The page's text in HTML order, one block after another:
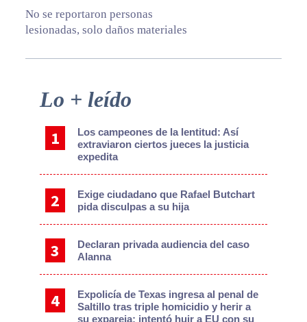
No se reportaron personas
lesionadas, solo daños materiales
Primary
Lo + leído
Los campeones de la lentitud: Así
extraviaron ciertos jueces la justicia
expedita
Exige ciudadano que Rafael Butchart
pida disculpas a su hija
Declaran privada audiencia del caso
Alanna
Expolicía de Texas ingresa al penal de
Saltillo tras triple homicidio y herir a
su expareja; intentó huir a EU con su